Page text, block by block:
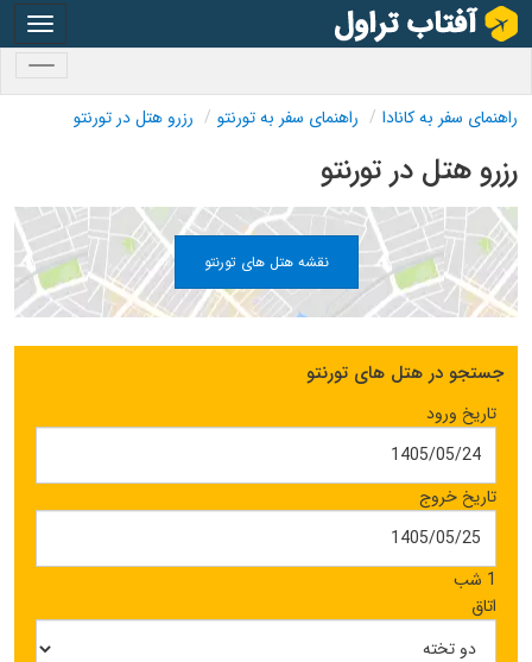
راهنمای سفر به کانادا راهنمای سفر به تورنتو رزرو هتل در تورنتو
رزرو هتل در تورنتو
نقشه هتل های تورنتو
جستجو در هتل های تورنتو
تاریخ ورود
تاریخ خروج
1 شب
اتاق